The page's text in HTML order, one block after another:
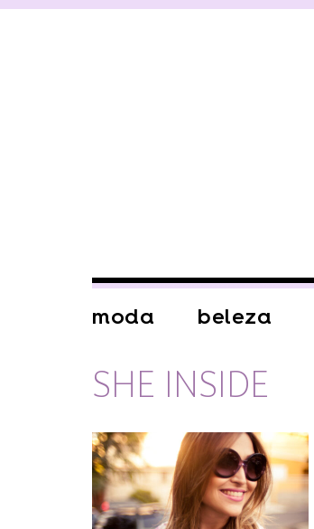
moda beleza
SHE INSIDE